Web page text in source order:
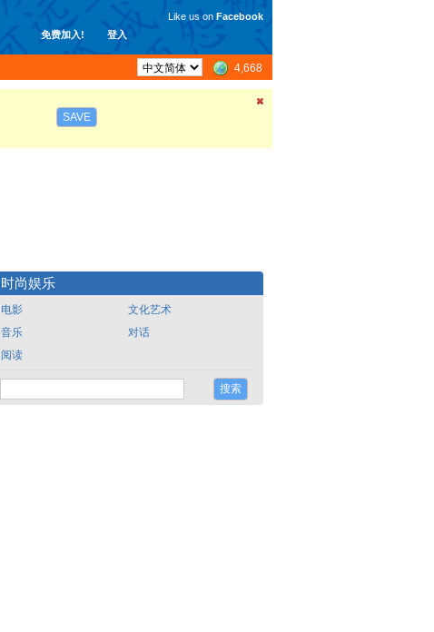
免费加入! 登入
Like us on Facebook
4,668
SAVE
时尚娱乐
电影
音乐
阅读
文化艺术
对话